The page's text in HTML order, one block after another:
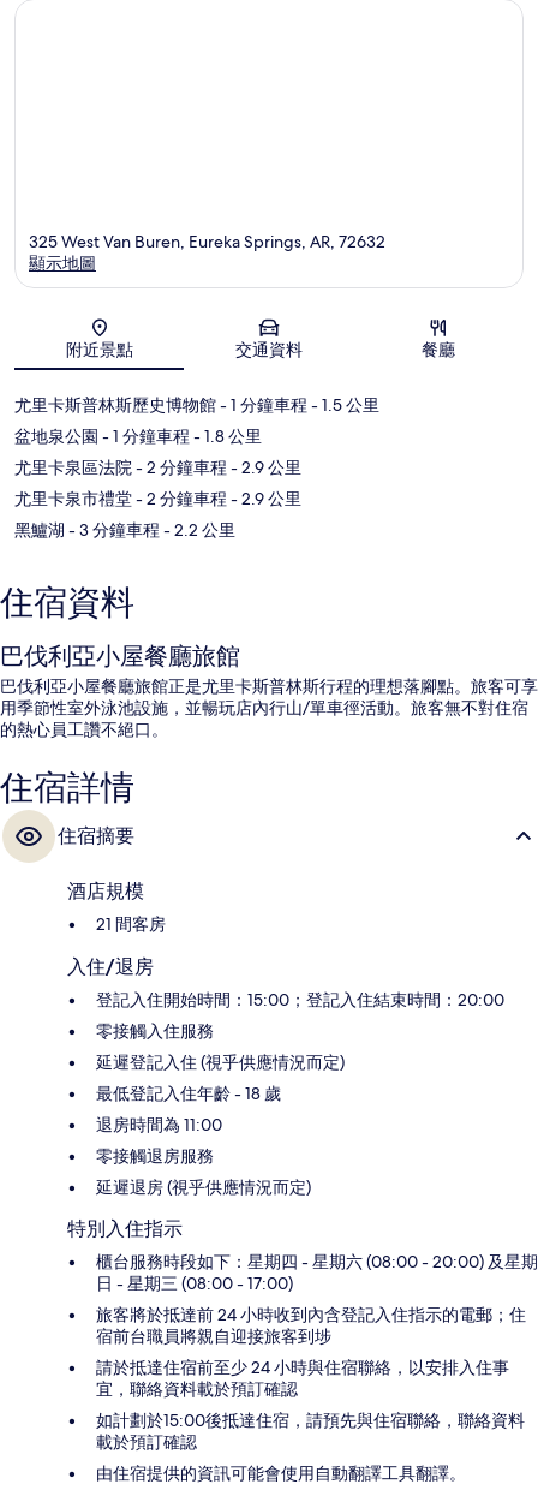
地圖
325 West Van Buren, Eureka Springs, AR, 72632
顯示地圖
附近景點 交通資料 餐廳
尤里卡斯普林斯歷史博物館- 1 分鐘車程 - 1.5 公里
盆地泉公園 - 1 分鐘車程 - 1.8 公里
尤里卡泉區法院- 2 分鐘車程 - 2.9 公里
尤里卡泉市禮堂- 2 分鐘車程 - 2.9 公里
黑鱸湖 - 3 分鐘車程 - 2.2 公里
住宿資料
巴伐利亞小屋餐廳旅館
巴伐利亞小屋餐廳旅館正是尤里卡斯普林斯行程的理想落腳點。旅客可享
用季節性室外泳池設施，並暢玩店內行山/單車徑活動。旅客無不對住宿
的熱心員工讚不絕口。
住宿詳情
住宿摘要
酒店規模
21 間客房
入住/退房
登記入住開始時間：15:00；登記入住結束時間：20:00
零接觸入住服務
延遲登記入住 (視乎供應情況而定)
最低登記入住年齡 - 18 歲
退房時間為 11:00
零接觸退房服務
延遲退房 (視乎供應情況而定)
特別入住指示
櫃台服務時段如下：星期四 - 星期六 (08:00 - 20:00) 及星期
日 - 星期三 (08:00 - 17:00)
旅客將於抵達前 24 小時收到內含登記入住指示的電郵；住
宿前台職員將親自迎接旅客到埗
請於抵達住宿前至少 24 小時與住宿聯絡，以安排入住事
宜，聯絡資料載於預訂確認
如計劃於15:00後抵達住宿，請預先與住宿聯絡，聯絡資料
載於預訂確認
由住宿提供的資訊可能會使用自動翻譯工具翻譯。